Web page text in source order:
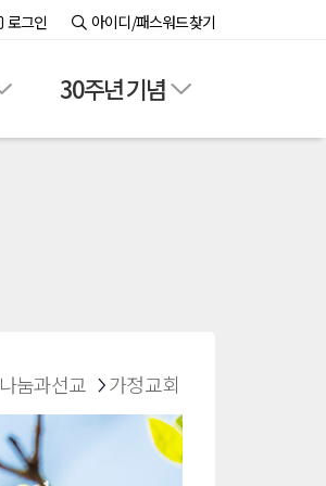
로그인 아이디/패스워드찾기
30주년 기념
나눔과선교 가정교회